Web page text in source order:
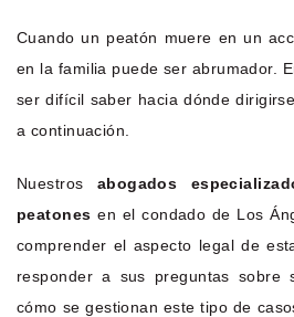
Cuando un peatón muere en un
en la familia puede ser abrumador.
ser difícil saber hacia dónde
a continuación.
Nuestros abogados
peatones en el condado de Los
comprender el aspecto legal de
responder a sus preguntas sobre
cómo se gestionan este tipo de